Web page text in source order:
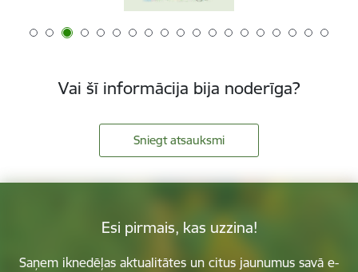
Vai šī informācija bija noderīga?
Sniegt atsauksmi
Esi pirmais, kas uzzina!
Saņem iknedēļas aktualitātes un citus jaunumus savā e-